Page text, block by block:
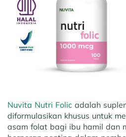
Nuvita Nutri Folic adalah
diformulasikan khusus untuk
asam folat bagi ibu hamil dan